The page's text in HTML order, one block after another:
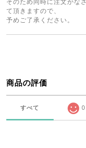
そのため同時に注文がな
て頂きますので、
予めご了承ください。
商品の評価
すべて 0